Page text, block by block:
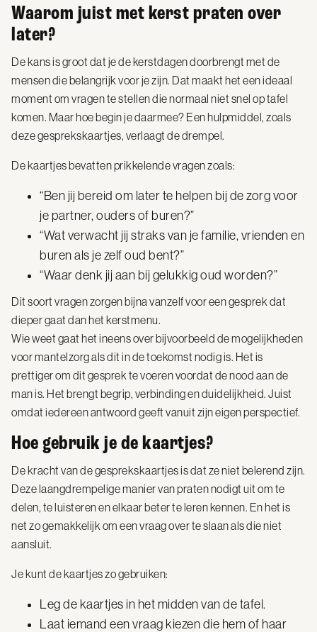
Waarom juist met kerst praten over
later?
De kans is groot dat je de kerstdagen doorbrengt met de
mensen die belangrijk voor je zijn. Dat maakt het een ideaal
moment om vragen te stellen die normaal niet snel op tafel
komen. Maar hoe begin je daarmee? Een hulpmiddel, zoals
deze gesprekskaartjes, verlaagt de drempel.
De kaartjes bevatten prikkelende vragen zoals:
“Ben jij bereid om later te helpen bij de zorg voor
je partner, ouders of buren?”
“Wat verwacht jij straks van je familie, vrienden en
buren als je zelf oud bent?”
“Waar denk jij aan bij gelukkig oud worden?”
Dit soort vragen zorgen bijna vanzelf voor een gesprek dat
dieper gaat dan het kerstmenu.
Wie weet gaat het ineens over bijvoorbeeld de mogelijkheden
voor mantelzorg als dit in de toekomst nodig is. Het is
prettiger om dit gesprek te voeren voordat de nood aan de
man is. Het brengt begrip, verbinding en duidelijkheid. Juist
omdat iedereen antwoord geeft vanuit zijn eigen perspectief.
Hoe gebruik je de kaartjes?
De kracht van de gesprekskaartjes is dat ze niet belerend zijn.
Deze laangdrempelige manier van praten nodigt uit om te
delen, te luisteren en elkaar beter te leren kennen. En het is
net zo gemakkelijk om een vraag over te slaan als die niet
aansluit.
Je kunt de kaartjes zo gebruiken:
Leg de kaartjes in het midden van de tafel.
Laat iemand een vraag kiezen die hem of haar